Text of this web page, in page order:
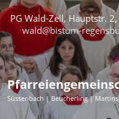
PG Wald-Zell, Hauptstr.
wald@bistum-
Süssenbach | Beucherling |